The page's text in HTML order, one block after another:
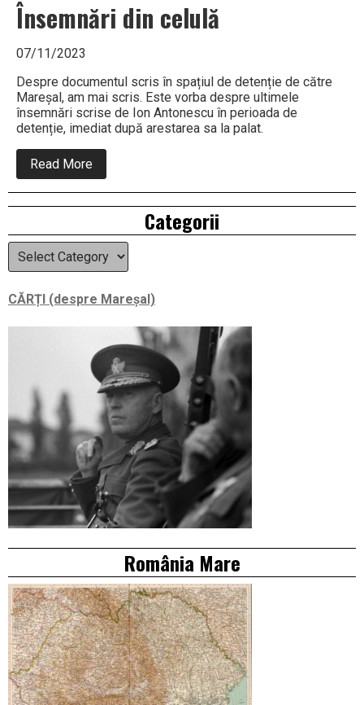
Însemnări din celulă
07/11/2023
Despre documentul scris în spațiul de detenție de către
Mareșal, am mai scris. Este vorba despre ultimele
însemnări scrise de Ion Antonescu în perioada de
detenție, imediat după arestarea sa la palat.
Read More
Însemnări
din
celulă
Asides
Categorii
Categorii
CĂRȚI (despre Mareșal)
România Mare